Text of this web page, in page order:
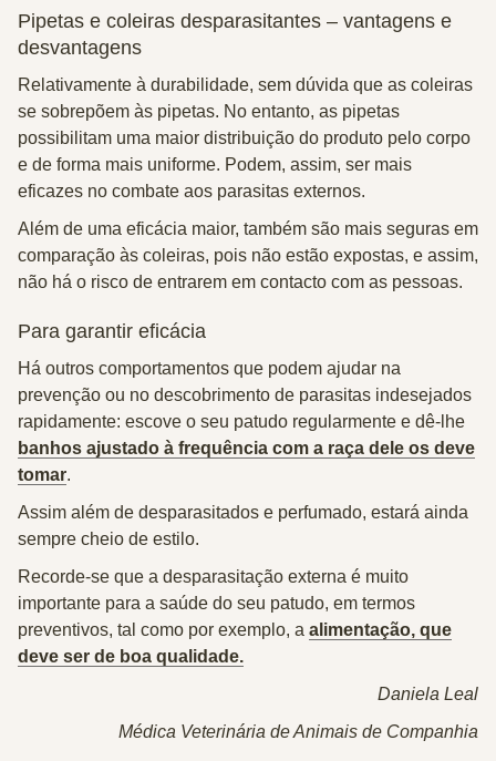
Pipetas e coleiras desparasitantes – vantagens e
desvantagens
Relativamente à durabilidade, sem dúvida que as coleiras
se sobrepõem às pipetas. No entanto, as pipetas
possibilitam uma maior distribuição do produto pelo corpo
e de forma mais uniforme. Podem, assim, ser mais
eficazes no combate aos parasitas externos.
Além de uma eficácia maior, também são mais seguras em
comparação às coleiras, pois não estão expostas, e assim,
não há o risco de entrarem em contacto com as pessoas.
Para garantir eficácia
Há outros comportamentos que podem ajudar na
prevenção ou no descobrimento de parasitas indesejados
rapidamente: escove o seu patudo regularmente e dê-lhe
banhos ajustado à frequência com a raça dele os deve
tomar.
Assim além de desparasitados e perfumado, estará ainda
sempre cheio de estilo.
Recorde-se que a desparasitação externa é muito
importante para a saúde do seu patudo, em termos
preventivos, tal como por exemplo, a alimentação, que
deve ser de boa qualidade.
Daniela Leal
Médica Veterinária de Animais de Companhia